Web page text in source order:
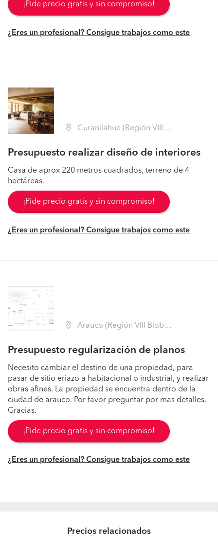
¡Pide precio gratis y sin compromiso!
¿Eres un profesional? Consigue trabajos como este
Curanilahue (Región VIII Biobío - Arauco)
Presupuesto realizar diseño de interiores
Casa de aprox 220 metros cuadrados, terreno de 4
hectáreas.
¡Pide precio gratis y sin compromiso!
¿Eres un profesional? Consigue trabajos como este
Arauco (Región VIII Biobío - Arauco)
Presupuesto regularización de planos
Necesito cambiar el destino de una propiedad, para
pasar de sitio eriazo a habitacional o industrial, y realizar
obras afines. La propiedad se encuentra dentro de la
ciudad de arauco. Por favor preguntar por mas detalles.
Gracias.
¡Pide precio gratis y sin compromiso!
¿Eres un profesional? Consigue trabajos como este
Precios relacionados